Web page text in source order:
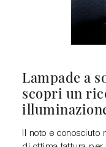
Lampade a
scopri un
Il noto e